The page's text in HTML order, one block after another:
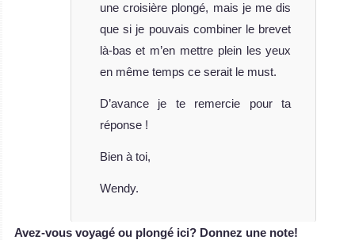
une croisière plongé, mais je me dis
que si je pouvais combiner le brevet
là-bas et m’en mettre plein les yeux
en même temps ce serait le must.
D’avance je te remercie pour ta
réponse !
Bien à toi,
Wendy.
Avez-vous voyagé ou plongé ici? Donnez une note!